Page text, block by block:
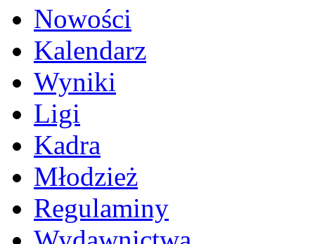
Nowości
Kalendarz
Wyniki
Ligi
Kadra
Młodzież
Regulaminy